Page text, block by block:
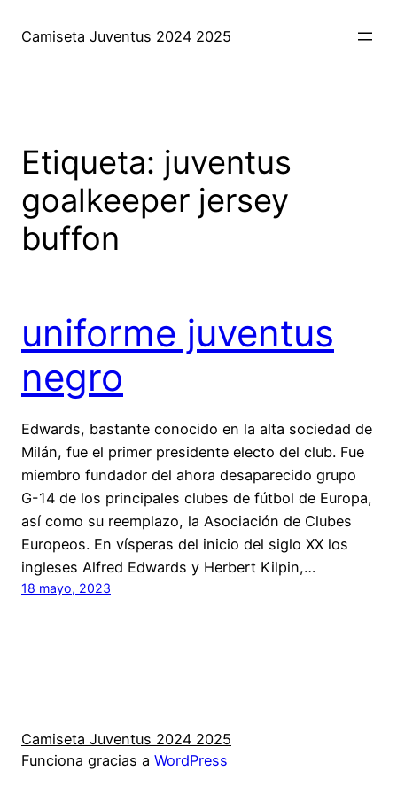
Camiseta Juventus 2024 2025
Etiqueta: juventus
goalkeeper jersey
buffon
uniforme juventus
negro
Edwards, bastante conocido en la alta sociedad de
Milán, fue el primer presidente electo del club. Fue
miembro fundador del ahora desaparecido grupo
G-14 de los principales clubes de fútbol de Europa,
así como su reemplazo, la Asociación de Clubes
Europeos. En vísperas del inicio del siglo XX los
ingleses Alfred Edwards y Herbert Kilpin,…
18 mayo, 2023
Camiseta Juventus 2024 2025
Funciona gracias a WordPress